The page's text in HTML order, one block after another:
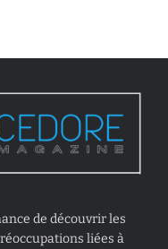
de découvrir les
liées à